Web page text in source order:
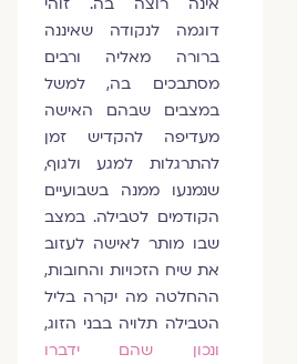
דוגמה לנקודה שאיננה
ברורה מאליה ורבים
מסתבכים בה, למשל
במצבים שבהם האישה
מעדיפה להקדיש זמן
להתרגלות למגע ולגוף,
שנמנעו ממנה בשבועיים
הקודמים לטבילה. במצב
שבו מותר לאישה לעזוב
את שיח הזכויות והחובות,
ההחלטה מה יקרה בליל
הטבילה תלויה בבני הזוג,
ונכון שהם ידברו